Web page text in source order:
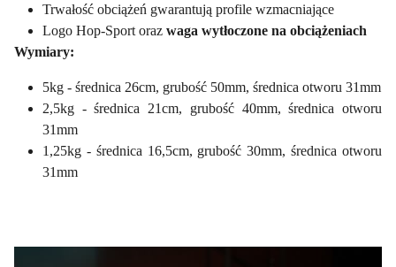
Trwałość obciążeń gwarantują profile wzmacniające
Logo Hop-Sport oraz waga wytłoczone na obciążeniach
Wymiary:
5kg - średnica 26cm, grubość 50mm, średnica otworu 31mm
2,5kg - średnica 21cm, grubość 40mm, średnica otworu
31mm
1,25kg - średnica 16,5cm, grubość 30mm, średnica otworu
31mm